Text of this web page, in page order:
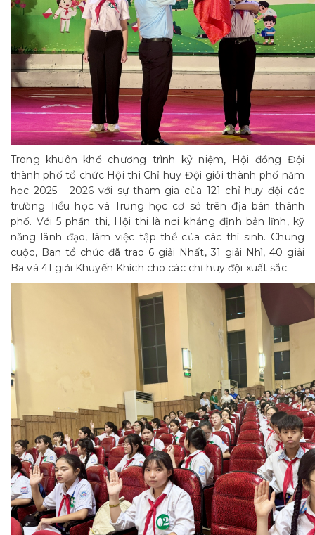
Trong khuôn khổ chương trình kỷ niệm, Hội đồng Đội
thành phố tổ chức Hội thi Chỉ huy Đội giỏi thành phố năm
học 2025 - 2026 với sự tham gia của 121 chỉ huy đội các
trường Tiểu học và Trung học cơ sở trên địa bàn thành
phố. Với 5 phần thi, Hội thi là nơi khẳng định bản lĩnh, kỹ
năng lãnh đạo, làm việc tập thể của các thí sinh. Chung
cuộc, Ban tổ chức đã trao 6 giải Nhất, 31 giải Nhì, 40 giải
Ba và 41 giải Khuyến Khích cho các chỉ huy đội xuất sắc.